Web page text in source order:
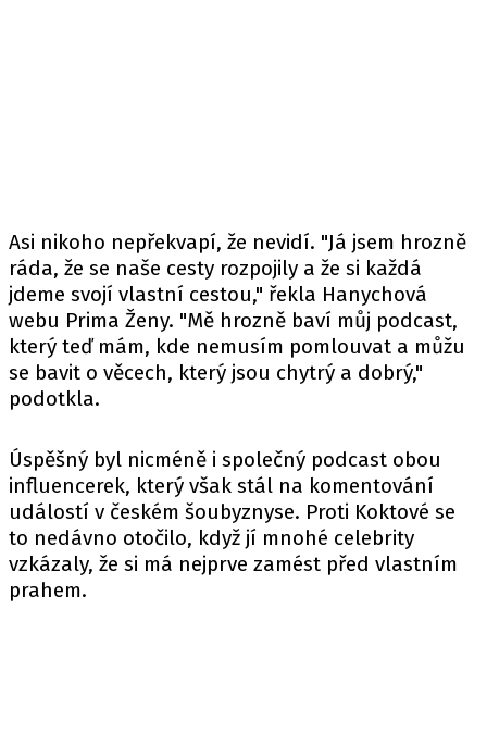
Asi nikoho nepřekvapí, že nevidí. "Já jsem hrozně
ráda, že se naše cesty rozpojily a že si každá
jdeme svojí vlastní cestou," řekla Hanychová
webu Prima Ženy. "Mě hrozně baví můj podcast,
který teď mám, kde nemusím pomlouvat a můžu
se bavit o věcech, který jsou chytrý a dobrý,"
podotkla.
Úspěšný byl nicméně i společný podcast obou
influencerek, který však stál na komentování
událostí v českém šoubyznyse. Proti Koktové se
to nedávno otočilo, když jí mnohé celebrity
vzkázaly, že si má nejprve zamést před vlastním
prahem.